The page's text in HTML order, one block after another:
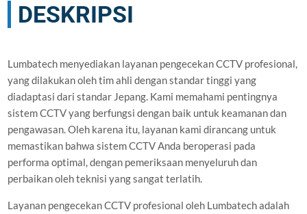
DESKRIPSI
Lumbatech menyediakan layanan pengecekan CCTV profesional,
yang dilakukan oleh tim ahli dengan standar tinggi yang
diadaptasi dari standar Jepang. Kami memahami pentingnya
sistem CCTV yang berfungsi dengan baik untuk keamanan dan
pengawasan. Oleh karena itu, layanan kami dirancang untuk
memastikan bahwa sistem CCTV Anda beroperasi pada
performa optimal, dengan pemeriksaan menyeluruh dan
perbaikan oleh teknisi yang sangat terlatih.
Layanan pengecekan CCTV profesional oleh Lumbatech adalah